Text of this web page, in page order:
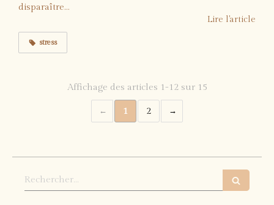
disparaître...
Lire l'article
stress
Affichage des articles 1-12 sur 15
1 2
Rechercher